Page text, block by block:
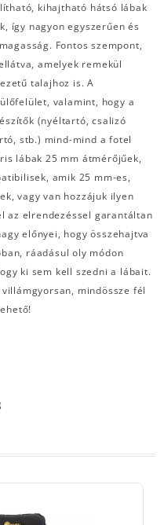
kihajtható hátsó lábak
így nagyon egyszerűen és
Fontos szempont,
amelyek remekül
talajhoz is. A
valamint, hogy a
(nyéltartó, csalizó
stb.) mind-mind a fotel
lábak 25 mm átmérőjűek,
amik 25 mm-es,
vagy van hozzájuk ilyen
az elrendezéssel garantáltan
előnyei, hogy összehajtva
ráadásul oly módon
ki sem kell szedni a lábait.
mindössze fél